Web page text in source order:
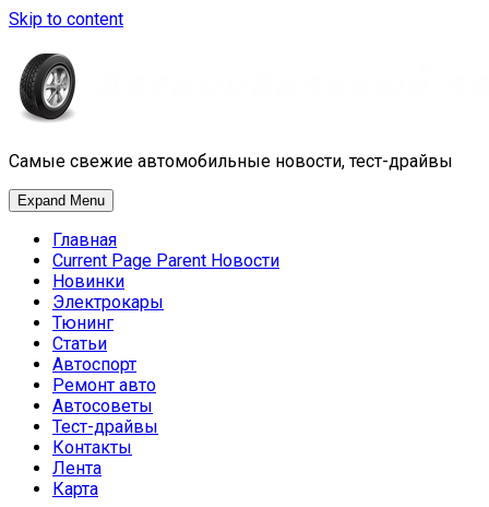
Skip to content
Самые свежие автомобильные новости, тест-драйвы
Expand Menu
Главная
Current Page Parent Новости
Новинки
Электрокары
Тюнинг
Статьи
Автоспорт
Ремонт авто
Автосоветы
Тест-драйвы
Контакты
Лента
Карта